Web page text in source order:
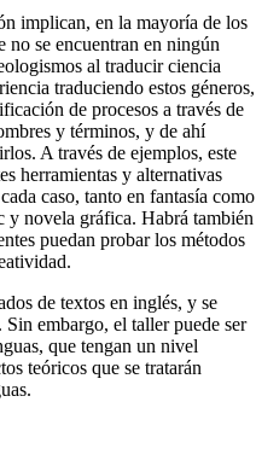
implican, en la mayoría de los
no se encuentran en ningún
al traducir ciencia
traduciendo estos géneros,
de procesos a través de
y términos, y de ahí
A través de ejemplos, este
herramientas y alternativas
caso, tanto en fantasía como
novela gráfica. Habrá también
puedan probar los métodos
de textos en inglés, y se
embargo, el taller puede ser
que tengan un nivel
teóricos que se tratarán